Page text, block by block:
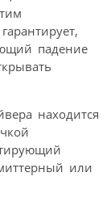
падение
находится
или